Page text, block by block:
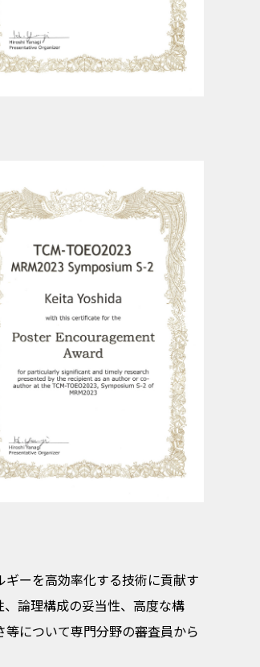
ーを高効率化する技術に貢献す
論理構成の妥当性、高度な構
について専門分野の審査員から